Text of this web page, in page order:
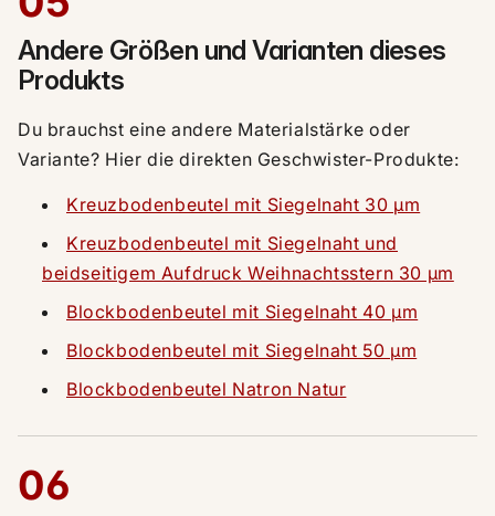
Andere Größen und Varianten dieses
Produkts
Du brauchst eine andere Materialstärke oder
Variante? Hier die direkten Geschwister-Produkte:
Kreuzbodenbeutel mit Siegelnaht 30 µm
Kreuzbodenbeutel mit Siegelnaht und
beidseitigem Aufdruck Weihnachtsstern 30 µm
Blockbodenbeutel mit Siegelnaht 40 µm
Blockbodenbeutel mit Siegelnaht 50 µm
Blockbodenbeutel Natron Natur
06